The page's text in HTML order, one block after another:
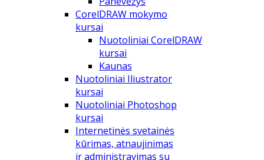
CorelDRAW mokymo
kursai
Nuotoliniai CorelDRAW
kursai
Kaunas
Nuotoliniai Iliustrator
kursai
Nuotoliniai Photoshop
kursai
Internetinės svetainės
kūrimas, atnaujinimas
ir administravimas su